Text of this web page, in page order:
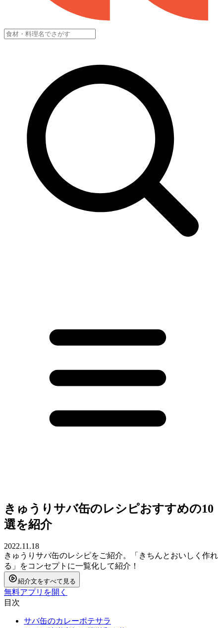
きゅうりサバ缶のレシピおすすめの10
選を紹介
2022.11.18
きゅうりサバ缶のレシピをご紹介。「きちんとおいしく作れ
る」をコンセプトに一覧化して紹介！
紹介文をすべて見る
無料アプリを開く
目次
サバ缶のカレーポテサラ